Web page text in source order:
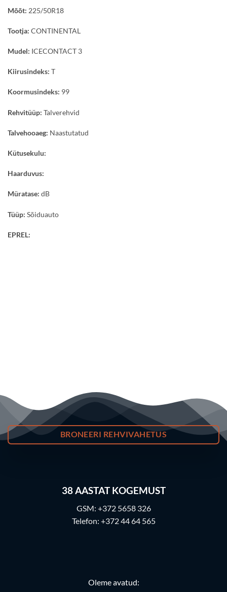
Mõõt: 225/50R18
Tootja: CONTINENTAL
Mudel: ICECONTACT 3
Kiirusindeks: T
Koormusindeks: 99
Rehvitüüp: Talverehvid
Talvehooaeg: Naastutatud
Kütusekulu:
Haarduvus:
Müratase: dB
Tüüp: Sõiduauto
EPREL:
BRONEERI REHVIVAHETUS
38AASTAT KOGEMUST
GSM: +372 5658 326
Telefon: +372 44 64 565
Oleme avatud: